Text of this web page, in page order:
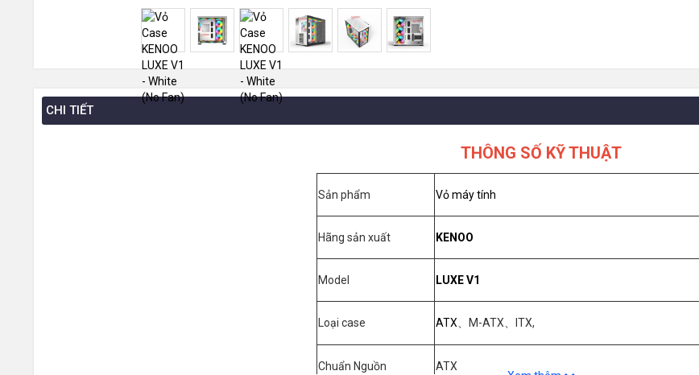
CHI TIẾT
THÔNG SỐ KỸ THUẬT
Sản phẩm Vỏ máy tính
Hãng sản xuất KENOO
Model LUXE V1
Loại case ATX、 M-ATX、 ITX,
Chuẩn Nguồn ATX